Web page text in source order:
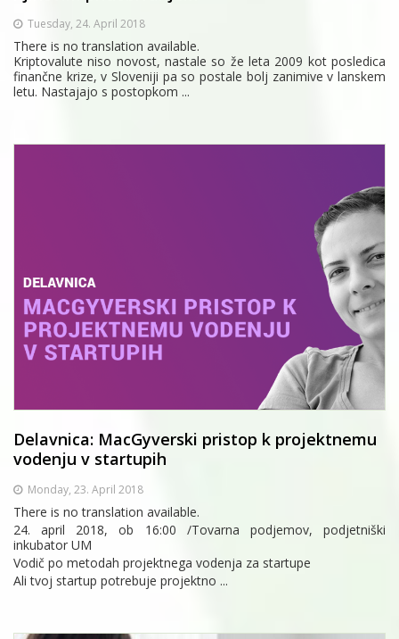
Tuesday, 24. April 2018
There is no translation available.
Kriptovalute niso novost, nastale so že leta 2009 kot posledica
finančne krize, v Sloveniji pa so postale bolj zanimive v lanskem
letu. Nastajajo s postopkom ...
Delavnica: MacGyverski pristop k projektnemu
vodenju v startupih
Monday, 23. April 2018
There is no translation available.
24. april 2018, ob 16:00 /Tovarna podjemov, podjetniški
inkubator UM
Vodič po metodah projektnega vodenja za startupe
Ali tvoj startup potrebuje projektno ...